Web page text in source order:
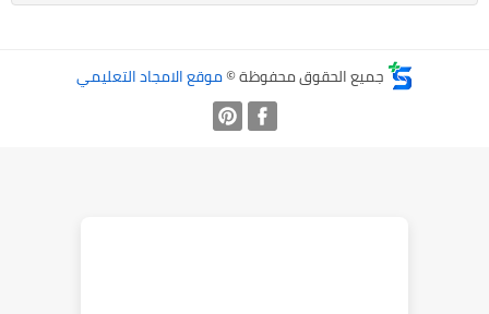
جميع الحقوق محفوظة ©موقع الامجاد التعليمي